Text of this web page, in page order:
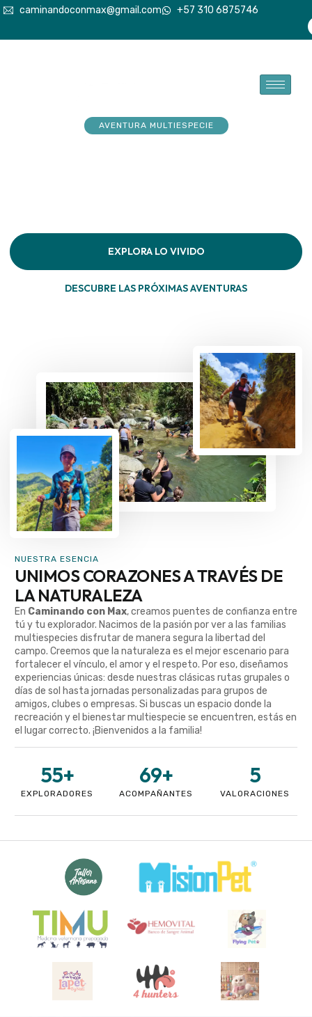
caminandoconmax@gmail.com +57 310 6875746
AVENTURA MULTIESPECIE
EXPLORA LO VIVIDO
DESCUBRE LAS PRÓXIMAS AVENTURAS
NUESTRA ESENCIA
UNIMOS CORAZONES A TRAVÉS DE
LA NATURALEZA
En Caminando con Max, creamos puentes de confianza entre
tú y tu explorador. Nacimos de la pasión por ver a las familias
multiespecies disfrutar de manera segura la libertad del
campo. Creemos que la naturaleza es el mejor escenario para
fortalecer el vínculo, el amor y el respeto. Por eso, diseñamos
experiencias únicas: desde nuestras clásicas rutas grupales o
días de sol hasta jornadas personalizadas para grupos de
amigos, clubes o empresas. Si buscas un espacio donde la
recreación y el bienestar multiespecie se encuentren, estás en
el lugar correcto. ¡Bienvenidos a la familia!
EXPLORADORES
55+
ACOMPAÑANTES
69+
VALORACIONES
5